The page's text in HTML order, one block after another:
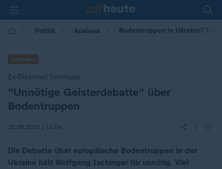
Politik Ausland Bodentruppen in Ukraine?
Interview
Ex-Diplomat Ischinger
:"Unnötige Geisterdebatte" über
Bodentruppen
20.08.2025 | 11:04
Die Debatte über europäische Bodentruppen in der
Ukraine hält Wolfgang Ischinger für unnötig. Viel